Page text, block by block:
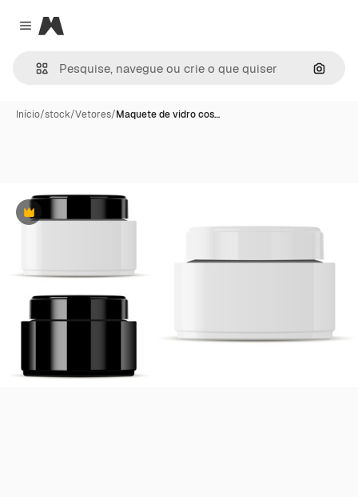
Close menu
Magnific
Início/stock/Vetores/Maquete de vidro cos…
Premium